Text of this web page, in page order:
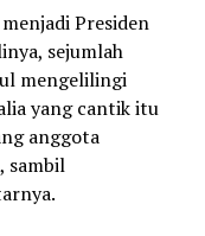
Presiden
sejumlah
mengelilingi
yang cantik itu
anggota
sambil